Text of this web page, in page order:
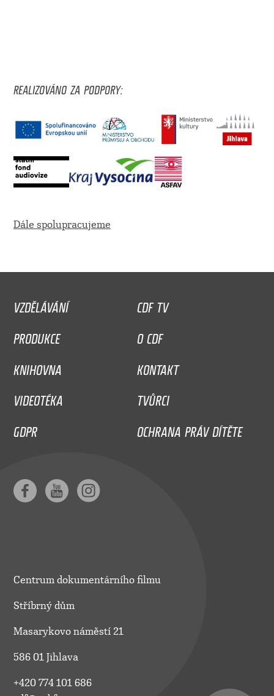
REALIZOVÁNO ZA PODPORY:
Dále spolupracujeme
VZDĚLÁVÁNÍ
CDF TV
PRODUKCE
O CDF
KNIHOVNA
KONTAKT
VIDEOTÉKA
TVŮRCI
GDPR
OCHRANA PRÁV DÍTĚTE
Centrum dokumentárního filmu
Stříbrný dům
Masarykovo náměstí 21
586 01 Jihlava
+420 774 101 686